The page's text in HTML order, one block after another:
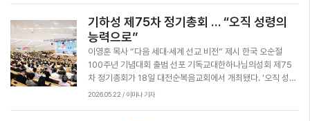
립 지원금과 다음 세대를 위한 총회 공과책을 소개했다. 또한 중
·고등부 동계수련회 준비 상황을 공유하며 협력을 당부했다. 한
편 이날 각 지역총연합회 실행위원회는 세계선교센터와 제2교
육관에서 진행됐다.
대 교단이 되자”고 강조했다. 이어 “꿈을 향해 뒤로 물러가지
않고 기도하고 또 기도해야 한다. 하나님의 말씀을 붙들고 거룩
한 꿈을 꾸는 하나님의 종이 되어 위대한 역사를 이루어 나가길
바란다”고 전했다. 참석자들은 성령 충만을 사모하며 교단과 한
국교회의 부흥을 위해 한마음으로 뜨겁게 기도했다. 이번 총회
는 성령운동의 유산을 계승하고 다음 세대를 향한 부흥의 비전
기하성 제75차 정기총회 … “오직 성령의
능력으로”
이영훈 목사 “다음 세대·세계 선교 비전” 제시 한국 오순절
100주년 기념대회 출범 선포 기독교대한하나님의성회 제75
차 정기총회가 18일 대전순복음교회에서 개최됐다. ‘오직 성령
의 능력으로’(엡 5:18)를 주제로 열린 이번 총회는 한국 오순절
2026.05.22 / 이미나 기자